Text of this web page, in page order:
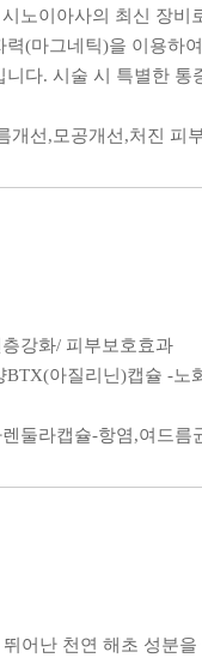
노이아사의 최신 장
(마그네틱)을 이용하
다. 시술 시 특별한
개선,모공개선,처진 피
강화/ 피부보호효과
아질리닌)캡슐 -노
둘라캡슐-항염,여드름
어난 천연 해초 성분